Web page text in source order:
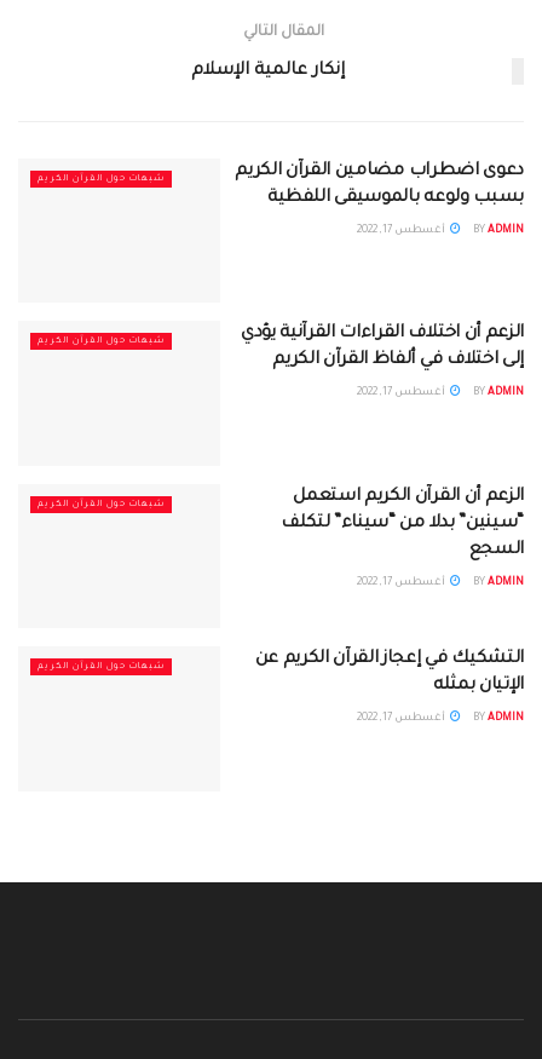
المقال التالي
إنكار عالمية الإسلام
شبهات حول القرآن الكريم
دعوى اضطراب مضامين القرآن الكريم
بسبب ولوعه بالموسيقى اللفظية
BY ADMIN أغسطس 17, 2022
شبهات حول القرآن الكريم
الزعم أن اختلاف القراءات القرآنية يؤدي
إلى اختلاف في ألفاظ القرآن الكريم
BY ADMIN أغسطس 17, 2022
شبهات حول القرآن الكريم
الزعم أن القرآن الكريم استعمل
“سينين” بدلا من “سيناء” لتكلف
السجع
BY ADMIN أغسطس 17, 2022
شبهات حول القرآن الكريم
التشكيك في إعجاز القرآن الكريم عن
الإتيان بمثله
BY ADMIN أغسطس 17, 2022